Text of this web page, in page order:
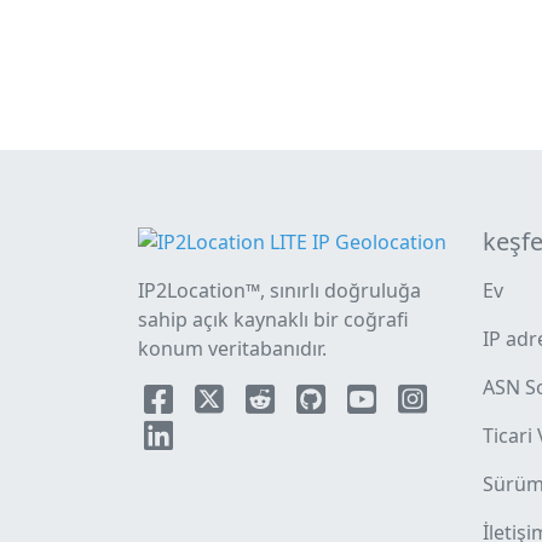
IP2Location™, sınırlı doğruluğa
sahip açık kaynaklı bir coğrafi
konum veritabanıdır.
Ev
IP
ASN
Ticari